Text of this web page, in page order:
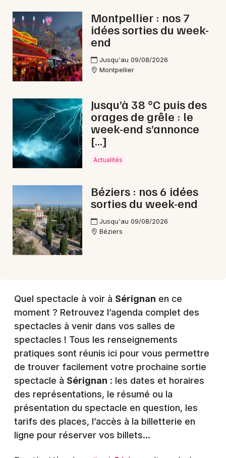
Montpellier : nos 7
idées sorties du week-
end
Jusqu'au 09/08/2026
Montpellier
Jusqu’à 38 °C puis des
orages de grêle : le
week-end s’annonce
[…]
Actualités
Béziers : nos 6 idées
sorties du week-end
Jusqu'au 09/08/2026
Béziers
Quel spectacle à voir à Sérignan en ce
moment ? Retrouvez l’agenda complet des
spectacles à venir dans vos salles de
spectacles ! Tous les renseignements
pratiques sont réunis ici pour vous permettre
de trouver facilement votre prochaine sortie
spectacle à Sérignan : les dates et horaires
des représentations, le résumé ou la
présentation du spectacle en question, les
tarifs des places, l’accès à la billetterie en
ligne pour réserver vos billets…